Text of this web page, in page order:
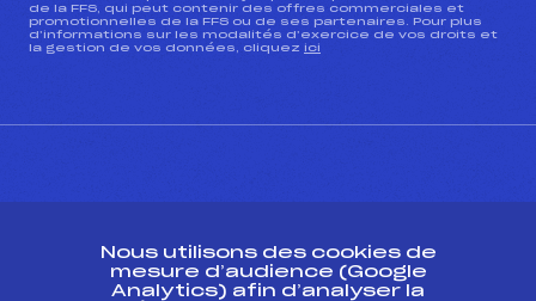
de la FFS, qui peut contenir des offres commerciales et
promotionnelles de la FFS ou de ses partenaires. Pour plus
d’informations sur les modalités d’exercice de vos droits et
la gestion de vos données, cliquez ici
Nous utilisons des cookies de
mesure d’audience (Google
Analytics) afin d’analyser la